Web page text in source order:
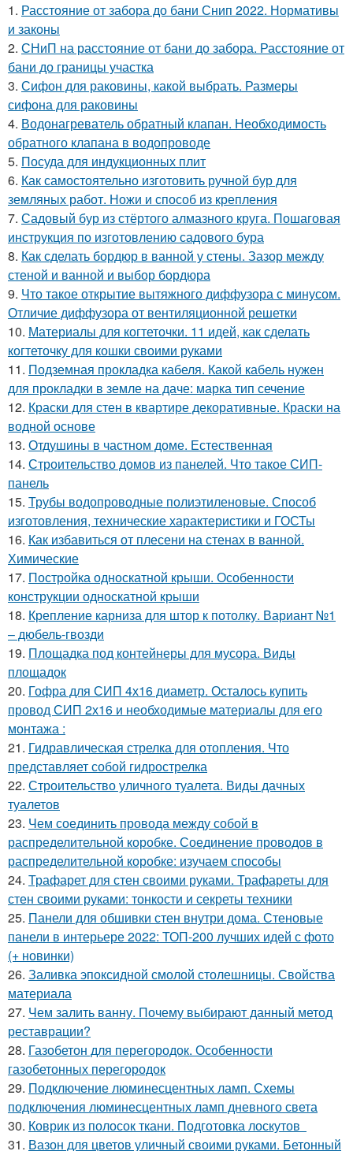
1. Расстояние от забора до бани Снип 2022. Нормативы
и законы
2. СНиП на расстояние от бани до забора. Расстояние от
бани до границы участка
3. Сифон для раковины, какой выбрать. Размеры
сифона для раковины
4. Водонагреватель обратный клапан. Необходимость
обратного клапана в водопроводе
5. Посуда для индукционных плит
6. Как самостоятельно изготовить ручной бур для
земляных работ. Ножи и способ из крепления
7. Садовый бур из стёртого алмазного круга. Пошаговая
инструкция по изготовлению садового бура
8. Как сделать бордюр в ванной у стены. Зазор между
стеной и ванной и выбор бордюра
9. Что такое открытие вытяжного диффузора с минусом.
Отличие диффузора от вентиляционной решетки
10. Материалы для когтеточки. 11 идей, как сделать
когтеточку для кошки своими руками
11. Подземная прокладка кабеля. Какой кабель нужен
для прокладки в земле на даче: марка тип сечение
12. Краски для стен в квартире декоративные. Краски на
водной основе
13. Отдушины в частном доме. Естественная
14. Строительство домов из панелей. Что такое СИП-
панель
15. Трубы водопроводные полиэтиленовые. Способ
изготовления, технические характеристики и ГОСТы
16. Как избавиться от плесени на стенах в ванной.
Химические
17. Постройка односкатной крыши. Особенности
конструкции односкатной крыши
18. Крепление карниза для штор к потолку. Вариант №1
– дюбель-гвозди
19. Площадка под контейнеры для мусора. Виды
площадок
20. Гофра для СИП 4х16 диаметр. Осталось купить
провод СИП 2х16 и необходимые материалы для его
монтажа :
21. Гидравлическая стрелка для отопления. Что
представляет собой гидрострелка
22. Строительство уличного туалета. Виды дачных
туалетов
23. Чем соединить провода между собой в
распределительной коробке. Соединение проводов в
распределительной коробке: изучаем способы
24. Трафарет для стен своими руками. Трафареты для
стен своими руками: тонкости и секреты техники
25. Панели для обшивки стен внутри дома. Стеновые
панели в интерьере 2022: ТОП-200 лучших идей с фото
(+ новинки)
26. Заливка эпоксидной смолой столешницы. Свойства
материала
27. Чем залить ванну. Почему выбирают данный метод
реставрации?
28. Газобетон для перегородок. Особенности
газобетонных перегородок
29. Подключение люминесцентных ламп. Схемы
подключения люминесцентных ламп дневного света
30. Коврик из полосок ткани. Подготовка лоскутов
31. Вазон для цветов уличный своими руками. Бетонный